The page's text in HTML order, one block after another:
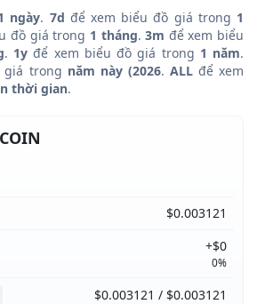
ngày. 7d để xem biểu đồ giá trong 1
đồ giá trong 1 tháng.3m để xem biểu
. 1y để xem biểu đồ giá trong 1 năm.
giá trong năm này (2026. ALLđể xem
thời gian.
$0.003121
+$0
0%
$0.003121 / $0.003121